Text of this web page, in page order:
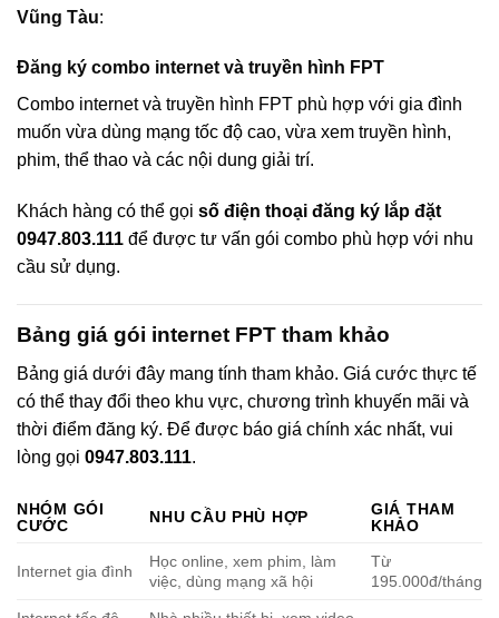
Vũng Tàu:
Đăng ký combo internet và truyền hình FPT
Combo internet và truyền hình FPT phù hợp với gia đình
muốn vừa dùng mạng tốc độ cao, vừa xem truyền hình,
phim, thể thao và các nội dung giải trí.
Khách hàng có thể gọi số điện thoại đăng ký lắp đặt
0947.803.111 để được tư vấn gói combo phù hợp với nhu
cầu sử dụng.
Bảng giá gói internet FPT tham khảo
Bảng giá dưới đây mang tính tham khảo. Giá cước thực tế
có thể thay đổi theo khu vực, chương trình khuyến mãi và
thời điểm đăng ký. Để được báo giá chính xác nhất, vui
lòng gọi 0947.803.111.
NHÓM GÓI
CƯỚC
NHU CẦU PHÙ HỢP
GIÁ THAM
KHẢO
Internet gia đình
Học online, xem phim, làm
việc, dùng mạng xã hội
Từ
195.000đ/tháng